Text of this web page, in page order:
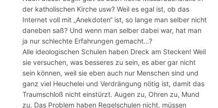
der katholischen Kirche usw? Weil es egal ist, ob das
Internet voll mit „Anekdoten“ ist, so lange man selber nicht
daneben saß? Und wenn man selber dabei war, hat man
ja nur schlechte Erfahrungen gemacht…?
Alle ideologischen Schulen haben Dreck am Stecken! Weil
sie versuchen, was besseres zu sein, es aber gar nicht
sein können, weil sie eben auch nur Menschen sind und
ganz viel Heuchelei und Verdrängung nötig ist, damit das
Traumschloß nicht einstürzt. Augen zu, Ohren zu, Mund
zu. Das Problem haben Regelschulen nicht, müssen